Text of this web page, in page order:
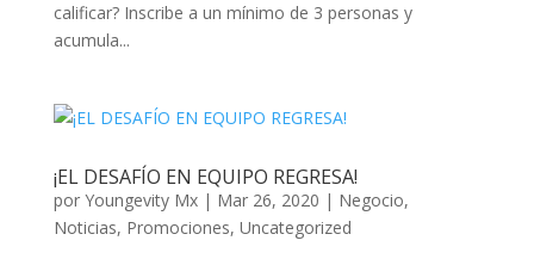
calificar? Inscribe a un mínimo de 3 personas y
acumula...
¡EL DESAFÍO EN EQUIPO REGRESA!
por Youngevity Mx| Mar 26, 2020 | Negocio,
Noticias, Promociones, Uncategorized